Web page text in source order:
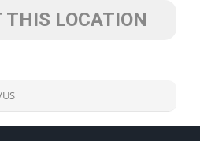
THIS LOCATION